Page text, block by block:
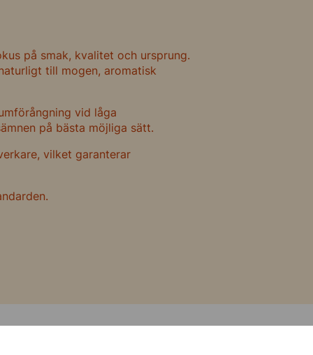
på smak, kvalitet och ursprung.
till mogen, aromatisk
vid låga
på bästa möjliga sätt.
vilket garanterar